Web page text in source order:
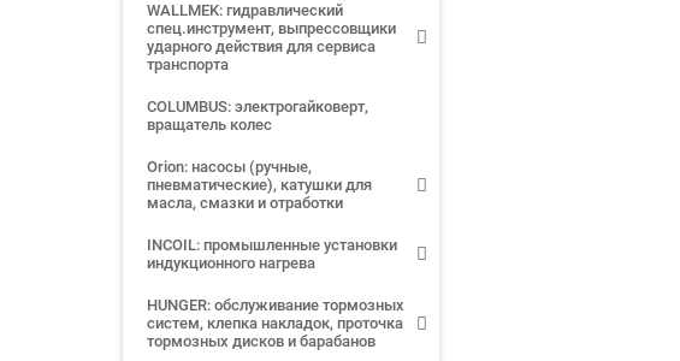
WALLMEK: гидравлический
спец.инструмент, выпрессовщики
ударного действия для сервиса
транспорта
COLUMBUS: электрогайковерт,
вращатель колес
Orion: насосы (ручные,
пневматические), катушки для
масла, смазки и отработки
INCOIL: промышленные установки
индукционного нагрева
HUNGER: обслуживание тормозных
систем, клепка накладок, проточка
тормозных дисков и барабанов